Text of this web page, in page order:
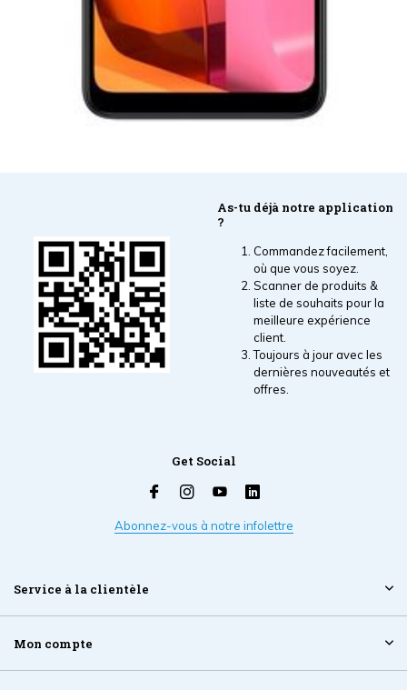
As-tu déjà notre application
?
Commandez facilement,
où que vous soyez.
Scanner de produits &
liste de souhaits pour la
meilleure expérience
client.
Toujours à jour avec les
dernières nouveautés et
offres.
Get Social
Abonnez-vous à notre infolettre
Service à la clientèle
Mon compte